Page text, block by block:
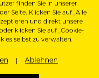
finden Sie in unserer
Seite. Klicken Sie auf „Alle
und direkt unsere
klicken Sie auf „Cookie-
selbst zu verwalten.
Ablehnen